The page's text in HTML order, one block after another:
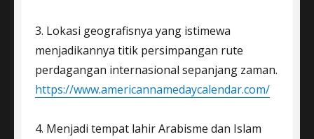
3. Lokasi geografisnya yang istimewa
menjadikannya titik persimpangan rute
perdagangan internasional sepanjang zaman.
https://www.americannamedaycalendar.com/
4. Menjadi tempat lahir Arabisme dan Islam